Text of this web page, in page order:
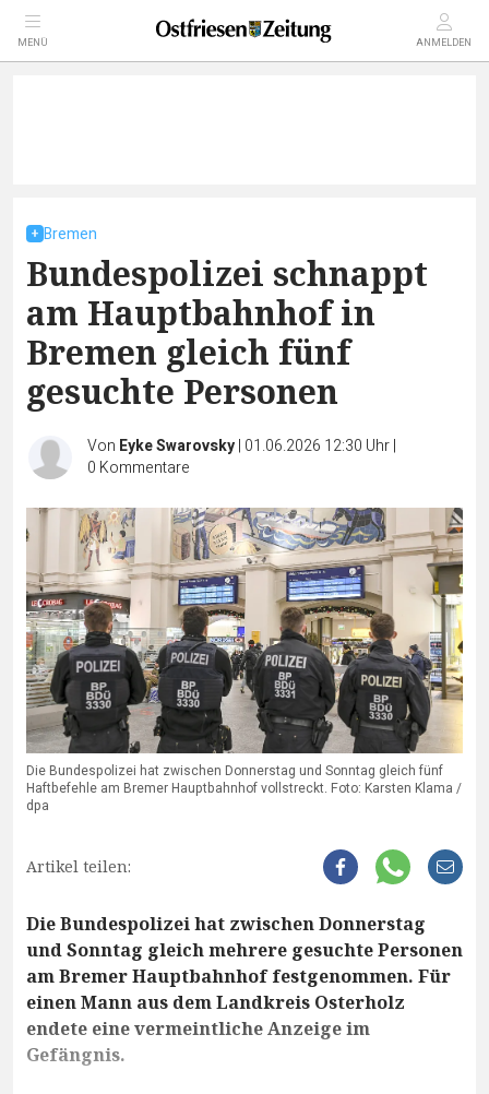
MENÜ ANMELDEN
Bremen
Bundespolizei schnappt
am Hauptbahnhof in
Bremen gleich fünf
gesuchte Personen
Von Eyke Swarovsky| 01.06.2026 12:30 Uhr|
0 Kommentare
Die Bundespolizei hat zwischen Donnerstag und Sonntag gleich fünf
Haftbefehle am Bremer Hauptbahnhof vollstreckt. Foto: Karsten Klama /
dpa
Artikel teilen:
Die Bundespolizei hat zwischen Donnerstag
und Sonntag gleich mehrere gesuchte Personen
am Bremer Hauptbahnhof festgenommen. Für
einen Mann aus dem Landkreis Osterholz
endete eine vermeintliche Anzeige im
Gefängnis.